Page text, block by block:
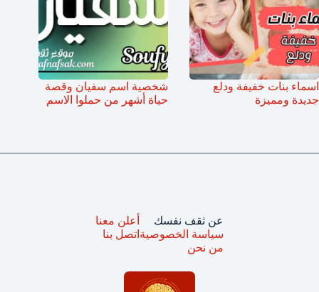
اسماء بنات خفيفة ودلع
جديدة ومميزة
شخصية اسم سفيان وقصة
حياة أشهر من حملوا الاسم
عن ثقف نفسك
سياسة الخصوصية
من نحن
أعلن معنا
اتصل بنا